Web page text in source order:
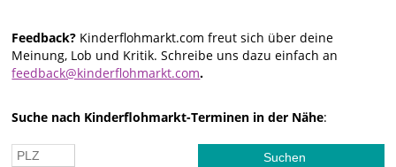
Feedback? Kinderflohmarkt.com freut sich über deine
Meinung, Lob und Kritik. Schreibe uns dazu einfach an
feedback@kinderflohmarkt.com.
Suche nach Kinderflohmarkt-Terminen in der Nähe: